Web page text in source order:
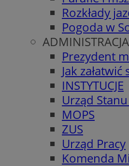
Rozkłady
Pogoda w
ADMINISTRACJA
Prezydent
Jak
INSTYTUCJE
Urząd
MOPS
ZUS
Urząd Pracy
Komenda